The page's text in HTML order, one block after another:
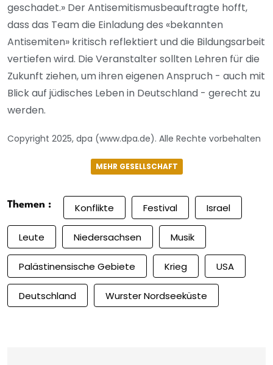
geschadet.» Der Antisemitismusbeauftragte hofft,
dass das Team die Einladung des «bekannten
Antisemiten» kritisch reflektiert und die Bildungsarbeit
vertiefen wird. Die Veranstalter sollten Lehren für die
Zukunft ziehen, um ihren eigenen Anspruch - auch mit
Blick auf jüdisches Leben in Deutschland - gerecht zu
werden.
Copyright 2025, dpa (www.dpa.de). Alle Rechte vorbehalten
MEHR GESELLSCHAFT
Themen : Konflikte Festival Israel
Leute Niedersachsen Musik
Palästinensische Gebiete Krieg USA
Deutschland Wurster Nordseeküste